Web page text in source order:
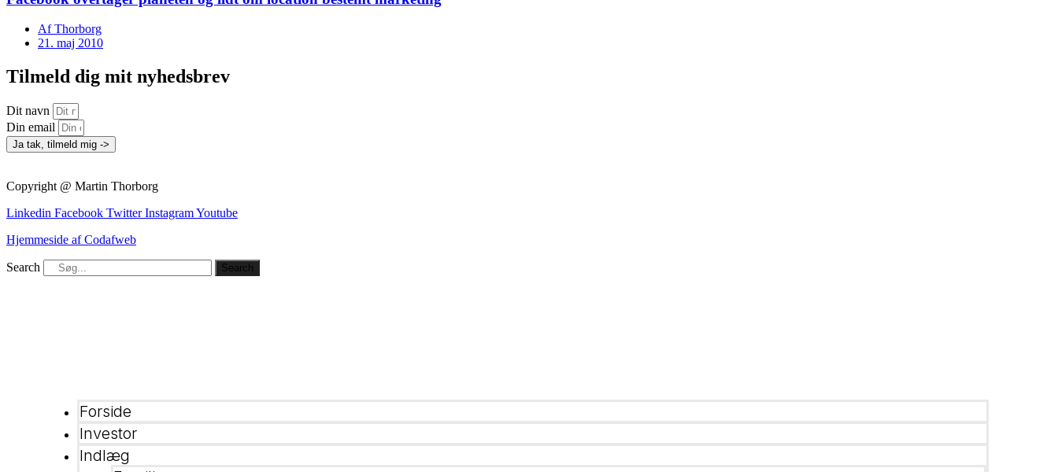
AfThorborg
21. maj 2010
Tilmeld dig mit nyhedsbrev
Dit navn
Din email
Ja tak, tilmeld mig ->
Copyright @ Martin Thorborg
Linkedin Facebook Twitter InstagramYoutube
Hjemmeside af Codafweb
Search Search
Forside
Investor
Indlæg